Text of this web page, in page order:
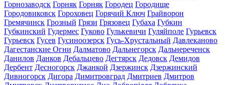
Горнозаводск Горняк Горняк Городец Городище
Городовиковск Гороховец Горячий Ключ Грайворон
Гремячинск Грозный Грязи Грязовец Губаха Губкин
Губкинский Гудермес Гуково Гулькевичи Гуляйполе Гурьевск
Гурьевск Гусев Гусиноозерск Гусь-Хрустальный Давлеканово
Дагестанские Огни Далматово Дальнегорск Дальнереченск
Данилов Данков Дебальцево Дегтярск Дедовск Демидов
Дербент Десногорск Джанкой Дзержинск Дзержинский
Дивногорск Дигора Димитровград Дмитриев Дмитров